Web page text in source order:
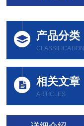
产品分类
CLASSIFICATION
相关文章
ARTICLES